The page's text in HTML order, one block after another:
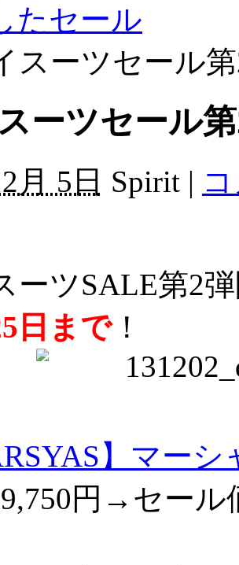
たセール
スーツセール
ーツセール
月 5日 Spirit |
ーツSALE第2
日まで！
】マー
円→セール